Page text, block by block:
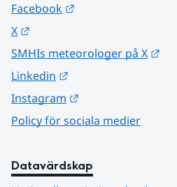
Facebook
X
SMHIs meteorologer på X
Linkedin
Instagram
Policy för sociala medier
Datavärdskap